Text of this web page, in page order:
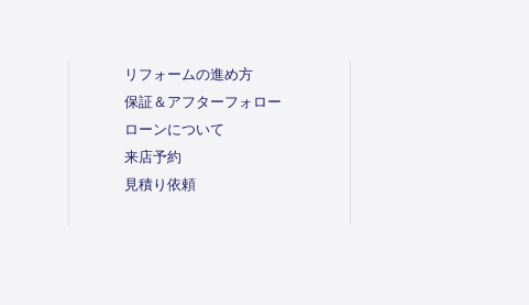
リフォームの進め方
保証＆アフターフォロー
ローンについて
来店予約
見積り依頼